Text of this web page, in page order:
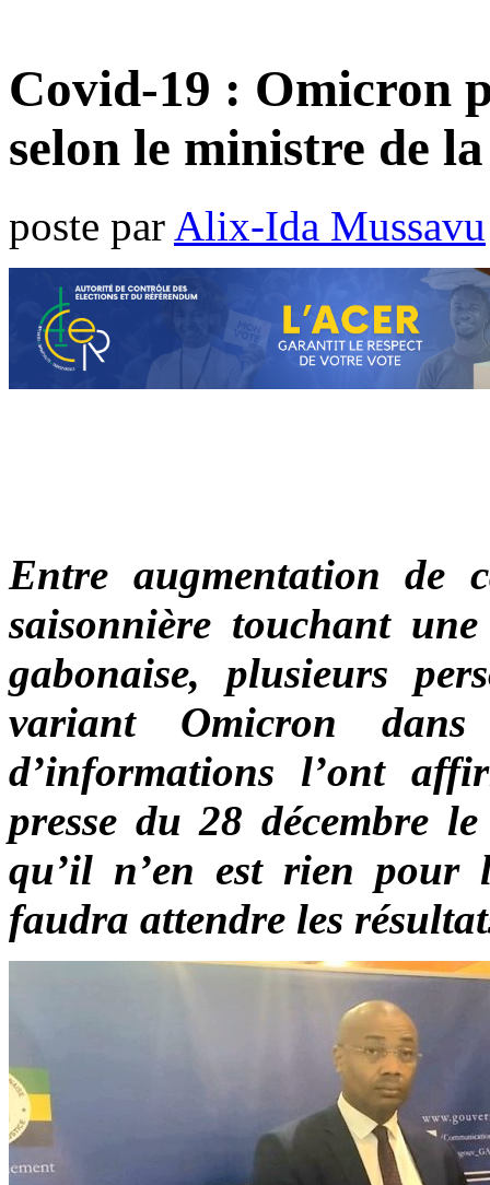
Covid-19 : Omicron
selon le ministre de
poste par Alix-Ida Mussavu
Entre augmentation de
saisonnière touchant
gabonaise, plusieurs
variant Omicron
d’informations l’ont
presse du 28 décembre
qu’il n’en est rien pour
faudra attendre les